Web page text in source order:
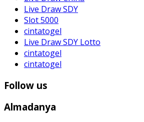
Live Draw SDY
Slot 5000
cintatogel
Live Draw SDY Lotto
cintatogel
cintatogel
Follow us
Almadanya